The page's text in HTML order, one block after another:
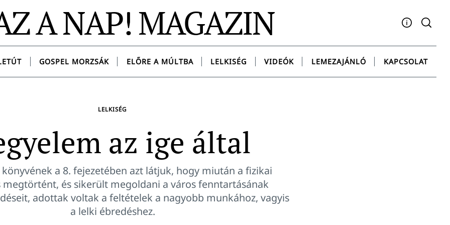
A NAP! MAGAZIN
Facebook
YouTubeInstagram
TwitterSpotify
GOSPEL MORZSÁK ELŐRE A MÚLTBA LELKISÉG VIDEÓK LEMEZAJÁNLÓ KAPCSOLAT
LELKISÉG
az ige által
a 8. fejezetében azt látjuk, hogy miután a fizikai
megtörtént, és sikerült megoldani a város fenntartásának
adottak voltak a feltételek a nagyobb munkához, vagyis
a lelki ébredéshez.